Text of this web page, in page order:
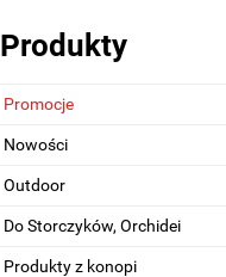
Produkty
Promocje
Nowości
Outdoor
Do Storczyków, Orchidei
Produkty z konopi